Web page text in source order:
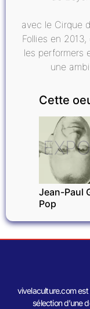
avec le Cirque
Follies en
les performers
une
Cette
Jean-Paul
Pop
vivelaculture.com
sélection d’une